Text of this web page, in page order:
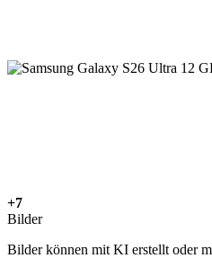
+7
Bilder
Bilder können mit KI erstellt oder